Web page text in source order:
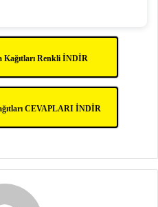
Kağıtları Renkli İNDİR
CEVAPLARI İNDİR